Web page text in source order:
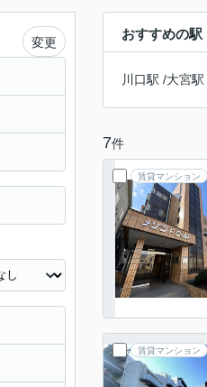
おすすめの駅
川口駅 /大宮駅
7件
賃貸マンション
賃貸マンション
変更